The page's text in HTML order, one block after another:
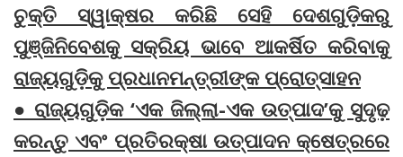
ଚୁକ୍ତି ସ୍ୱାକ୍ଷର କରିଛି ସେହି ଦେଶଗୁଡ଼ିକରୁ
ପୁଞ୍ଜିନିବେଶକୁ ସକ୍ରିୟ ଭାବେ ଆକର୍ଷିତ କରିବାକୁ
ରାଜ୍ୟଗୁଡ଼ିକୁ ପ୍ରଧାନମନ୍ତ୍ରୀଙ୍କ ପ୍ରୋତ୍ସାହନ
● ରାଜ୍ୟଗୁଡ଼ିକ ‘ଏକ ଜିଲ୍ଲା-ଏକ ଉତ୍ପାଦ’କୁ ସୁଦୃଢ଼
କରନ୍ତୁ ଏବଂ ପ୍ରତିରକ୍ଷା ଉତ୍ପାଦନ କ୍ଷେତ୍ରରେ